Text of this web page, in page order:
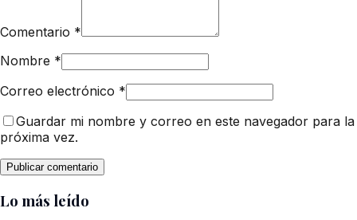
Comentario *
Nombre *
Correo electrónico *
Guardar mi nombre y correo en este navegador para la
próxima vez.
Lo más leído